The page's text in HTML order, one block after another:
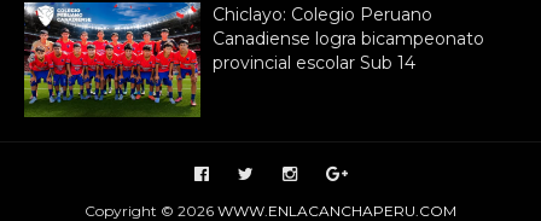
Chiclayo: Colegio Peruano
Canadiense logra bicampeonato
provincial escolar Sub 14
Copyright © 2026 WWW.ENLACANCHAPERU.COM